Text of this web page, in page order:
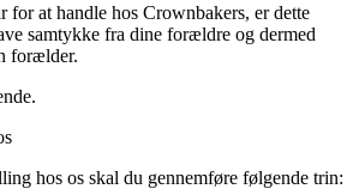
at handle hos Crownbakers, er dette
samtykke fra dine forældre og dermed
forælder.
hos os skal du gennemføre følgende trin: